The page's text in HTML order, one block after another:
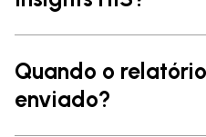
Quando o
enviado?